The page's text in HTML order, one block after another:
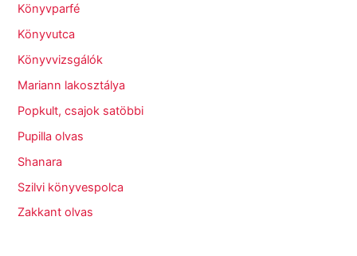
Könyvparfé
Könyvutca
Könyvvizsgálók
Mariann lakosztálya
Popkult, csajok satöbbi
Pupilla olvas
Shanara
Szilvi könyvespolca
Zakkant olvas